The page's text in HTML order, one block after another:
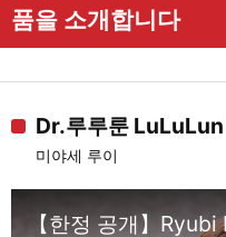
품을 소개합니다
Dr.루루룬 LuLuLun
미야세 루이
【한정 공개】